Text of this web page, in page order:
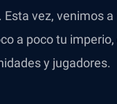
vez, venimos
a poco tu
y jugadores.